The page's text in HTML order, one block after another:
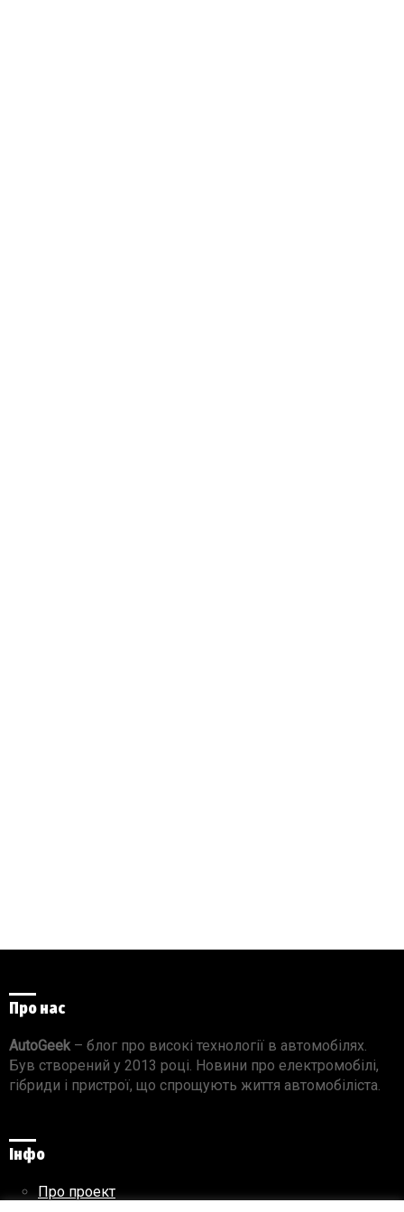
Про нас
AutoGeek– блог про високі технології в автомобілях.
Був створений у 2013 році. Новини про електромобілі,
гібриди і пристрої, що спрощують життя автомобіліста.
Інфо
Про проект